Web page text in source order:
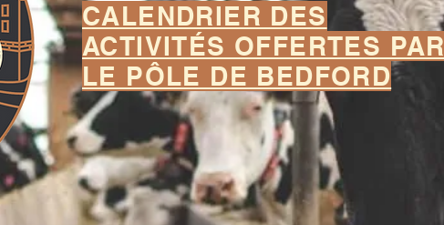
CALENDRIER DES
ACTIVITÉS OFFERTES PAR
LE PÔLE DE BEDFORD